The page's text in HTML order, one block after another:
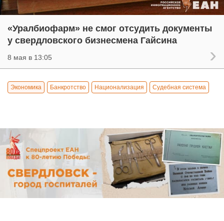
«Уралбиофарм» не смог отсудить документы
у свердловского бизнесмена Гайсина
8 мая в 13:05
Экономика Банкротство Национализация Судебная система